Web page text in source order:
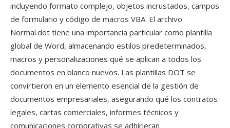
incluyendo formato complejo, objetos incrustados, campos
de formulario y código de macros VBA. El archivo
Normal.dot tiene una importancia particular como plantilla
global de Word, almacenando estilos predeterminados,
macros y personalizaciones qué se aplican a todos los
documentos en blanco nuevos. Las plantillas DOT se
convirtieron en un elemento esencial de la gestión de
documentos empresariales, asegurando qué los contratos
legales, cartas comerciales, informes técnicos y
comunicaciones corporativas se adhirieran